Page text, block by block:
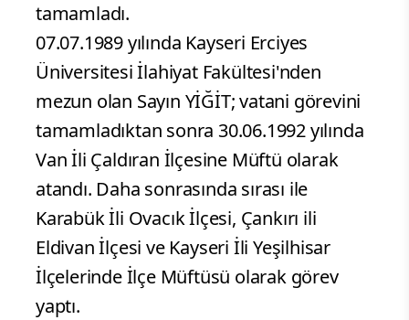
tamamladı.
07.07.1989 yılında Kayseri Erciyes
Üniversitesi İlahiyat Fakültesi'nden
mezun olan Sayın YİĞİT; vatani görevini
tamamladıktan sonra 30.06.1992 yılında
Van İli Çaldıran İlçesine Müftü olarak
atandı. Daha sonrasında sırası ile
Karabük İli Ovacık İlçesi, Çankırı ili
Eldivan İlçesi ve Kayseri İli Yeşilhisar
İlçelerinde İlçe Müftüsü olarak görev
yaptı.